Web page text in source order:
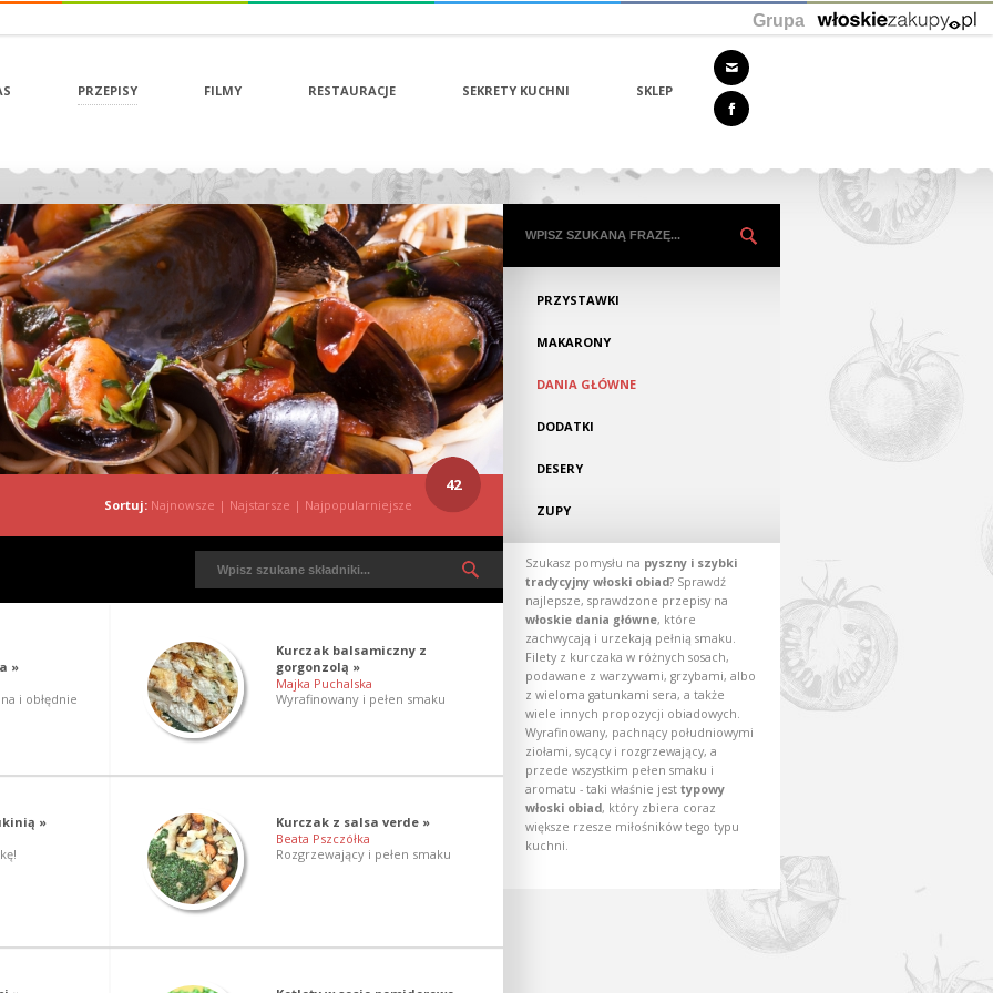
Grupa
PRZEPISY FILMY RESTAURACJE SEKRETY KUCHNI SKLEP
Sortuj: Najnowsze | Najstarsze | Najpopularniejsze
42
»
i obłędnie
Kurczak balsamiczny z
gorgonzolą »
Majka Puchalska
Wyrafinowany i pełen smaku
»
Kurczak z salsa verde »
Beata Pszczółka
Rozgrzewający i pełen smaku
PRZYSTAWKI
MAKARONY
DANIA GŁÓWNE
DODATKI
DESERY
ZUPY
Szukasz pomysłu na pyszny i szybki
tradycyjny włoski obiad? Sprawdź
najlepsze, sprawdzone przepisy na
włoskie dania główne, które
zachwycają i urzekają pełnią smaku.
Filety z kurczaka w różnych sosach,
podawane z warzywami, grzybami, albo
z wieloma gatunkami sera, a także
wiele innych propozycji obiadowych.
Wyrafinowany, pachnący południowymi
ziołami, sycący i rozgrzewający, a
przede wszystkim pełen smaku i
aromatu - taki właśnie jest typowy
włoski obiad, który zbiera coraz
większe rzesze miłośników tego typu
kuchni.